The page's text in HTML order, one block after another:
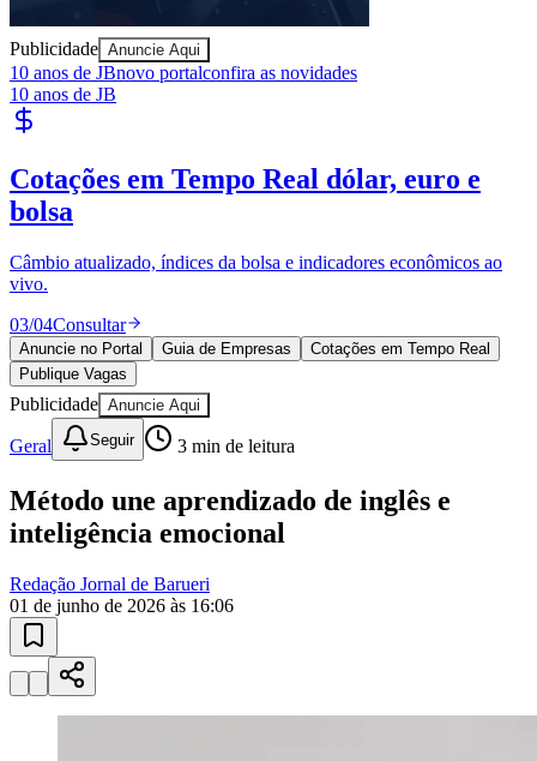
Publicidade Anuncie Aqui
10 anos de JBnovo portalconfira as novidades
10 anos de JB
Cotações em Tempo Real dólar, euro e
bolsa
Câmbio atualizado, índices da bolsa e indicadores econômicos ao
vivo.
03/04Consultar
Anuncie no Portal Guia de Empresas
Cotações em Tempo Real
Publique Vagas
Publicidade Anuncie Aqui
Geral Seguir 3 min de leitura
Método une aprendizado de inglês e
inteligência emocional
Redação Jornal de Barueri
01 de junho de 2026 às 16:06